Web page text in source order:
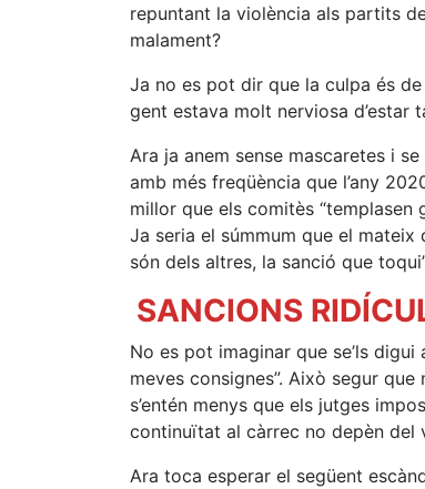
repuntant la violència als partits
malament?
Ja no es pot dir que la culpa és de
gent estava molt nerviosa
Ara ja anem sense mascaretes i
amb més freqüència que l’any
millor que els comitès
Ja seria el súmmum que el
són dels altres, la sanció que
SANCIONS
No es pot imaginar que se’ls
meves consignes”. Això segur
s’entén menys que els jutges
continuïtat al càrrec no depèn del
Ara toca esperar el següent